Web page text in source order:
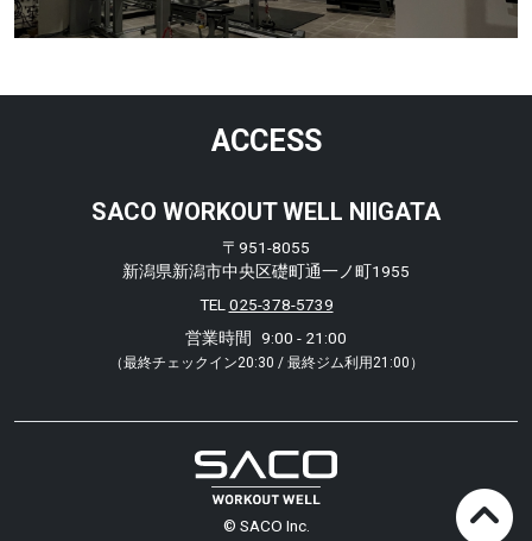
ACCESS
SACO WORKOUT WELL NIIGATA
〒951-8055
新潟県新潟市中央区礎町通一ノ町1955
TEL025-378-5739
営業時間
9:00 - 21:00
（最終チェックイン20:30 / 最終ジム利用21:00）
© SACO Inc.